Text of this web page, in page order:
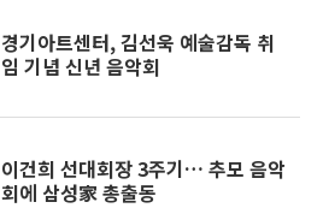
경기아트센터, 김선욱 예술감독 취
임 기념 신년 음악회
이건희 선대회장 3주기… 추모 음악
회에 삼성家 총출동